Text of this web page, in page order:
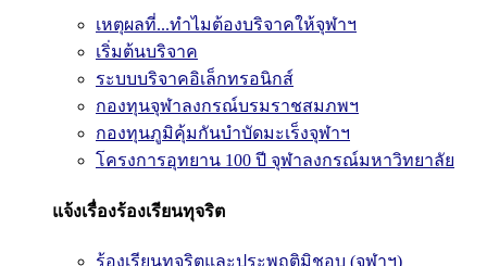
เหตุผลที่...ทำไมต้องบริจาคให้จุฬาฯ
เริ่มต้นบริจาค
ระบบบริจาคอิเล็กทรอนิกส์
กองทุนจุฬาลงกรณ์บรมราชสมภพฯ
กองทุนภูมิคุ้มกันบำบัดมะเร็งจุฬาฯ
โครงการอุทยาน 100 ปี จุฬาลงกรณ์มหาวิทยาลัย
แจ้งเรื่องร้องเรียนทุจริต
ร้องเรียนทุจริตและประพฤติมิชอบ (จุฬาฯ)